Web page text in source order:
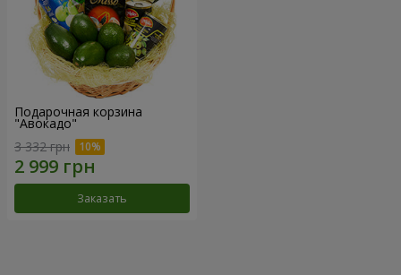
Подарочная корзина
"Авокадо"
3 332 грн
Заказать